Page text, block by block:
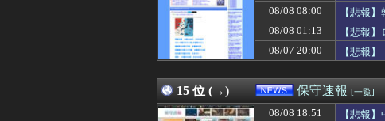
08/08 19:09
【FF14】フォークタ
08/08 19:08
【ウマ娘】ハングル版
08/08 19:08
【悲報】アニメーター
08/08 19:07
【巨人】戸郷翔征が故
08/08 19:07
アップル VS マイクロ
08/08 19:06
共働きで家事を分担し
08/08 08:00
【悲報
08/08 01:13
【悲報
08/07 20:00
【悲報
15 位 (→) 保守速報 [一覧]
08/08 18:51
【悲報